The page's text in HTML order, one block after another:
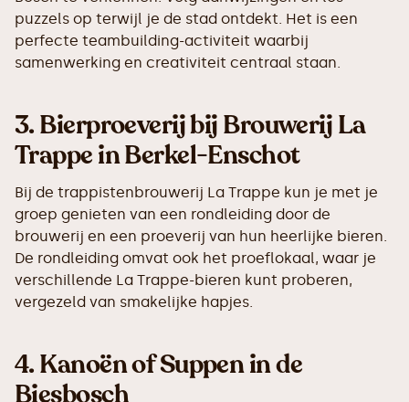
puzzels op terwijl je de stad ontdekt. Het is een
perfecte teambuilding-activiteit waarbij
samenwerking en creativiteit centraal staan.
3.Bierproeverij bij Brouwerij La
Trappe in Berkel-Enschot
Bij de trappistenbrouwerij La Trappe kun je met je
groep genieten van een rondleiding door de
brouwerij en een proeverij van hun heerlijke bieren.
De rondleiding omvat ook het proeflokaal, waar je
verschillende La Trappe-bieren kunt proberen,
vergezeld van smakelijke hapjes.
4.Kanoën of Suppen in de
Biesbosch